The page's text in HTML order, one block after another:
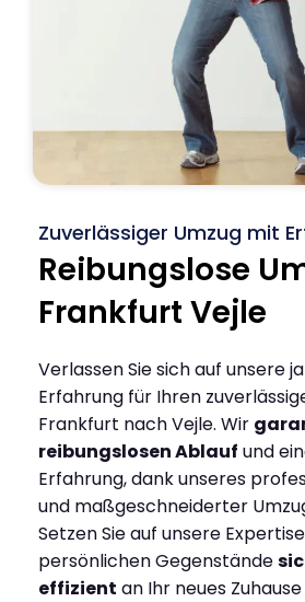
Zuverlässiger Umzug mit
Reibungslose
Frankfurt Vejle
Verlassen Sie sich auf unsere
Erfahrung für Ihren
Frankfurt nach Vejle. Wir
reibungslosen Ablauf und
Erfahrung, dank unseres
und maßgeschneiderter
Setzen Sie auf unsere
persönlichen Gegenstände
effizient an Ihr neues